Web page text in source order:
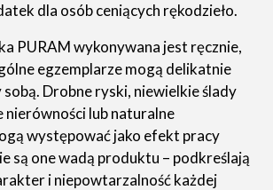
dla osób ceniących rękodzieło.
PURAM wykonywana jest ręcznie,
egzemplarze mogą delikatnie
sobą. Drobne ryski, niewielkie ślady
nierówności lub naturalne
występować jako efekt pracy
są one wadą produktu – podkreślają
i niepowtarzalność każdej